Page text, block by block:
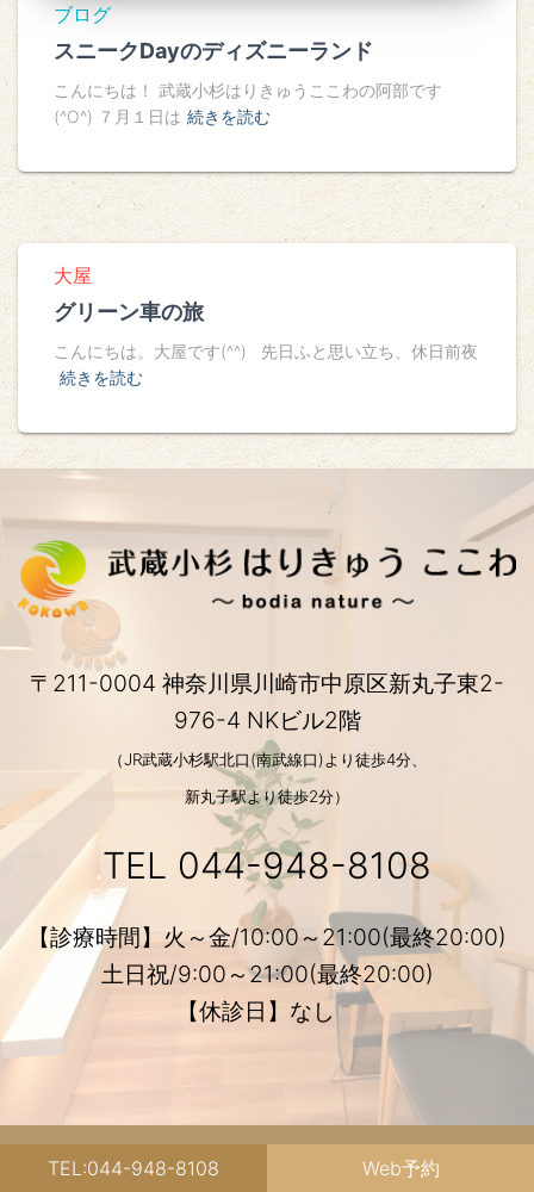
TEL:044-948-8108 Web予約
ブログ
スニークDayのディズニーランド
こんにちは！ 武蔵小杉はりきゅうここわの阿部です
(^O^) ７月１日は 続きを読む
大屋
グリーン車の旅
こんにちは。大屋です(^^) 先日ふと思い立ち、休日前夜
続きを読む
〒211-0004 神奈川県川崎市中原区新丸子東2-
976-4 NKビル2階
（JR武蔵小杉駅北口(南武線口)より徒歩4分、
新丸子駅より徒歩2分）
TEL 044-948-8108
【診療時間】火～金/10:00～21:00(最終20:00)
土日祝/9:00～21:00(最終20:00)
【休診日】なし